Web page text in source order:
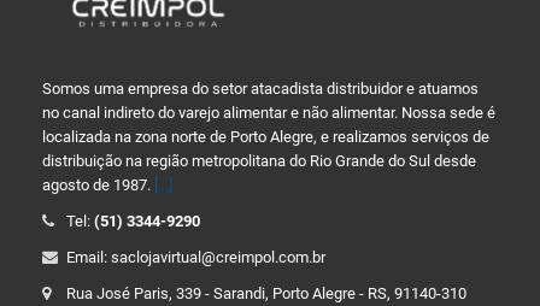
Somos uma empresa do setor atacadista distribuidor e atuamos
no canal indireto do varejo alimentar e não alimentar. Nossa sede é
localizada na zona norte de Porto Alegre, e realizamos serviços de
distribuição na região metropolitana do Rio Grande do Sul desde
agosto de 1987. [...]
Tel: (51) 3344-9290
Email: saclojavirtual@creimpol.com.br
Rua José Paris, 339 - Sarandi, Porto Alegre - RS, 91140-310